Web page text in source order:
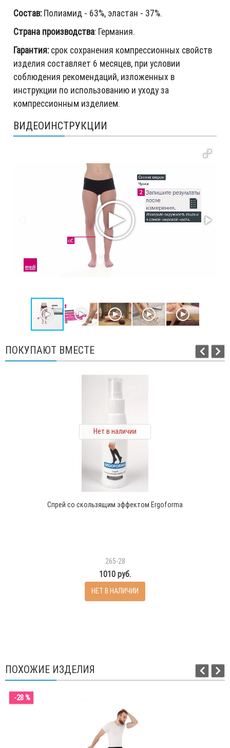
Состав:Полиамид - 63%, эластан - 37%.
Страна производства: Германия.
Гарантия:срок сохранения компрессионных свойств
изделия составляет 6 месяцев, при условии
соблюдения рекомендаций, изложенных в
инструкции по использованию и уходу за
компрессионным изделием.
ВИДЕОИНСТРУКЦИИ
ПОКУПАЮТ ВМЕСТЕ
Нет в наличии
Спрей со скользящим эффектом Ergoforma
265-28
1010 руб.
НЕТ В НАЛИЧИИ
ПОХОЖИЕ ИЗДЕЛИЯ
-28 %